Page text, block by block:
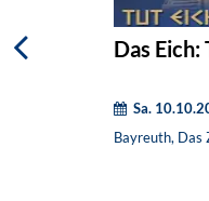
Das Eich:
Sa.
Bayreuth, Das